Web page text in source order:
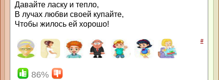
Давайте ласку и тепло,
В лучах любви своей купайте,
Чтобы жилось ей хорошо!
#
86%